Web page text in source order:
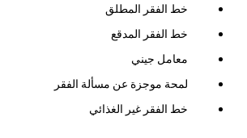
خط الفقر المطلق
خط الفقر المدقع
معامل جيني
لمحة موجزة عن مسألة الفقر
خط الفقر غير الغذائي